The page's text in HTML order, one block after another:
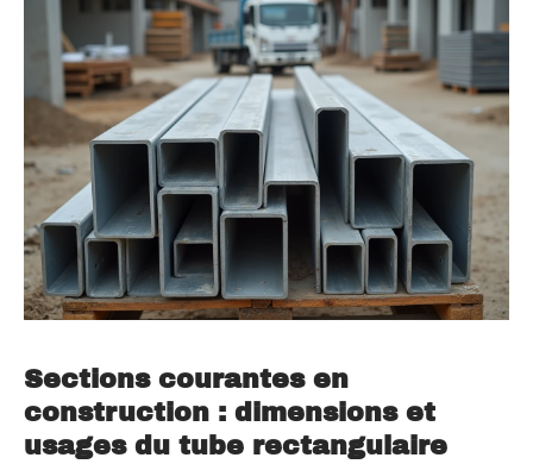
Sections courantes en
construction : dimensions et
usages du tube rectangulaire